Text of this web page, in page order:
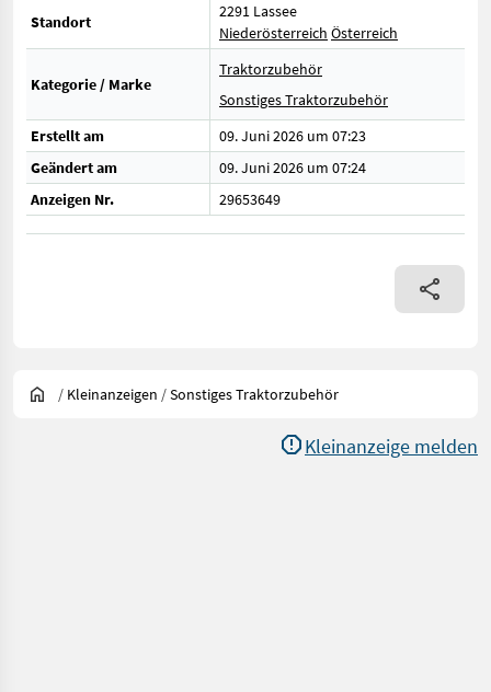
Standort
2291 Lassee
Niederösterreich Österreich
Kategorie / Marke
Traktorzubehör
Sonstiges Traktorzubehör
Erstellt am
09. Juni 2026 um 07:23
Geändert am
09. Juni 2026 um 07:24
Anzeigen Nr.
29653649
/ Kleinanzeigen /Sonstiges Traktorzubehör
Kleinanzeige melden